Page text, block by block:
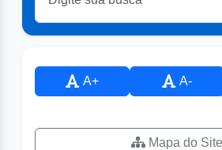
A+ A-
Mapa do Site